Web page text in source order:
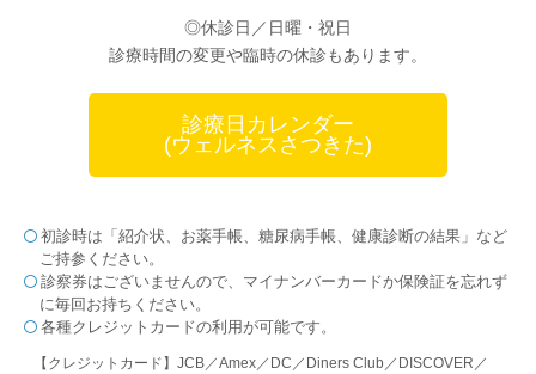
◎休診日／日曜・祝日
診療時間の変更や臨時の休診もあります。
診療日カレンダー
(ウェルネスさつきた)
初診時は「紹介状、お薬手帳、糖尿病手帳、健康診断の結果」など
ご持参ください。
診察券はございませんので、マイナンバーカードか保険証を忘れず
に毎回お持ちください。
各種クレジットカードの利用が可能です。
【クレジットカード】JCB／Amex／DC／Diners Club／DISCOVER／